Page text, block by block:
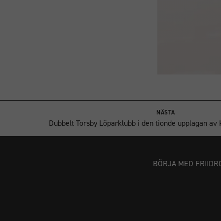
NÄSTA
Dubbelt Torsby Löparklubb i den tionde upplagan
BÖRJA MED